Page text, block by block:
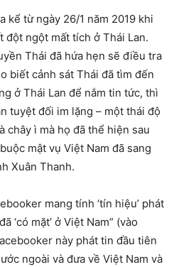
kể từ ngày 26/1 năm 2019 khi
đột ngột mất tích ở Thái Lan.
Thái đã hứa hẹn sẽ điều tra
biết cảnh sát Thái đã tìm đến
ở Thái Lan để nắm tin tức, thì
tuyệt đối im lặng – một thái độ
chây ì mà họ đã thể hiện sau
mật vụ Việt Nam đã sang
Xuân Thanh.
mang tính ‘tín hiệu’ phát
‘có mặt’ ở Việt Nam” (vào
này phát tin đầu tiên
ngoài và đưa về Việt Nam và